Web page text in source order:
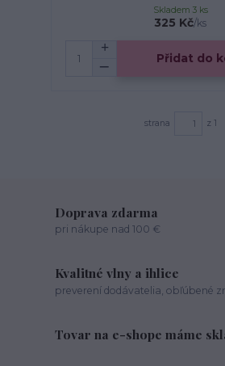
325 Kč/ks
Skladem 3 ks
Přidat do
strana z 1
Doprava zdarma
pri nákupe nad 100 €
Kvalitné vlny a ihlice
preverení dodávatelia, obľúbené
Tovar na e-shope máme